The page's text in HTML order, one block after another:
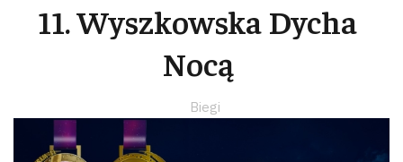
11. Wyszkowska Dycha
Nocą
Biegi